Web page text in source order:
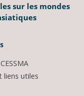
sur les mondes
liens utiles